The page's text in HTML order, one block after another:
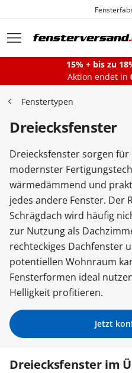
Zum
Fenster
Balkontüren
Terrassentüren
Haustüren
Sonnenschutz
Zäune & Tore
Garagentore
15% + bis zu
Aktion endet in
Fenstertypen
Dreiecksfenster
Dreiecksfenster sorgen
modernster
wärmedämmend und
jedes andere Fenster. Der
Schrägdach wird häufig
zur Nutzung als
rechteckiges Dachfenster
potentiellen Wohnraum
Fensterformen ideal
Helligkeit profitieren.
Jetzt
Dreiecksfenster im